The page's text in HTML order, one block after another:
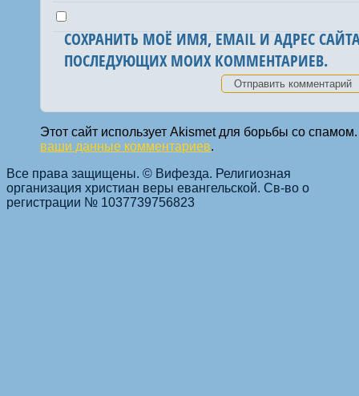
СОХРАНИТЬ МОЁ ИМЯ, EMAIL И АДРЕС
ПОСЛЕДУЮЩИХ МОИХ КОММЕНТАРИЕВ.
Этот сайт использует Akismet для борьбы со
ваши данные комментариев.
Все права защищены. © Вифезда. Религиозная
организация христиан веры евангельской. Св-во о
регистрации № 1037739756823